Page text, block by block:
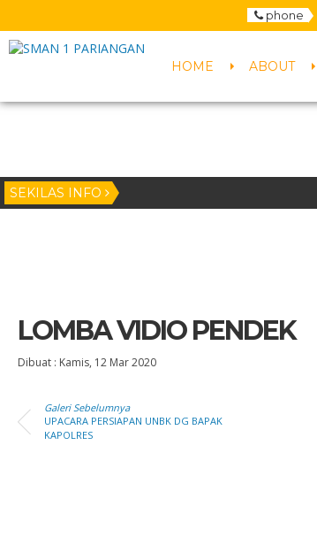
phone
HOME ABOUT
SEKILAS INFO
LOMBA VIDIO PENDEK
Dibuat : Kamis, 12 Mar 2020
Galeri Sebelumnya
UPACARA PERSIAPAN UNBK DG BAPAK
KAPOLRES